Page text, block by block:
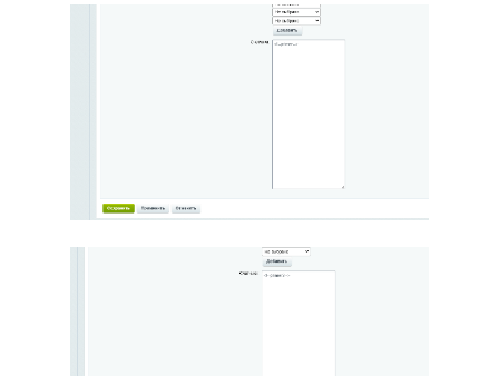
Добавление региона
Редактирование региона
Добавление данных регионов в контент и